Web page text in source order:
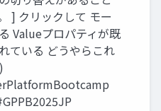
] クリックして モー
Valueプロパティが既
ている どうやらこれ